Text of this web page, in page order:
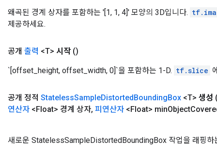
왜곡된 경계 상자를 포함하는 '[1, 1, 4]' 모양의 3D입니다.
제공하세요.
공개 출력 <T> 시작 ()
`[offset_height, offset_width, 0]`을 포함하는 1-D. tf.slice
공개 정적 StatelessSampleDistortedBoundingBox <T> 생성
연산자 <Float> 경계 상자, 피연산자 <Float> minObject
새로운 StatelessSampleDistortedBoundingBox 작업을 래핑하